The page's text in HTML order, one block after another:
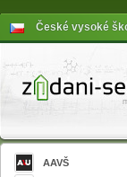
České vysoké
AAVŠ